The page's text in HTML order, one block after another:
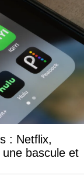
: Netflix,
bascule et